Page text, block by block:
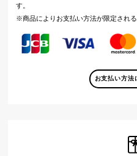
す。
※商品によりお支払い方法が限定される
お支払い方法